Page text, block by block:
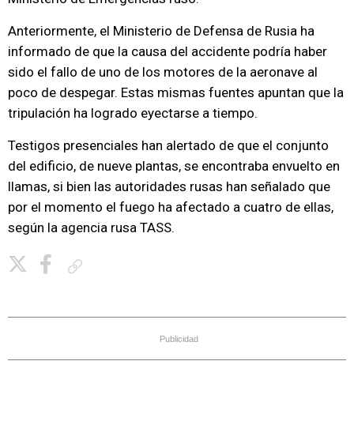
Anteriormente, el Ministerio de Defensa de Rusia ha
informado de que la causa del accidente podría haber
sido el fallo de uno de los motores de la aeronave al
poco de despegar. Estas mismas fuentes apuntan que la
tripulación ha logrado eyectarse a tiempo.
Testigos presenciales han alertado de que el conjunto
del edificio, de nueve plantas, se encontraba envuelto en
llamas, si bien las autoridades rusas han señalado que
por el momento el fuego ha afectado a cuatro de ellas,
según la agencia rusa TASS.
Publicidad